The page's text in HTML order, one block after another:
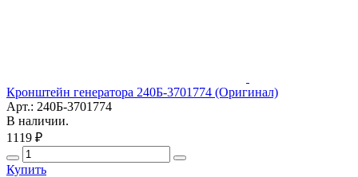
Кронштейн генератора 240Б-3701774 (Оригинал)
Арт.: 240Б-3701774
В наличии.
1119 ₽
Купить